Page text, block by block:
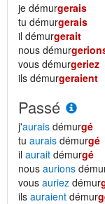
je démurgerais
tu démurgerais
il démurgerait
nous démur
vous démurgeriez
ils démurgeraient
Passé
j'aurais démurgé
tu aurais démurgé
il aurait démurgé
nous aurions
vous auriez démur
ils auraient démur